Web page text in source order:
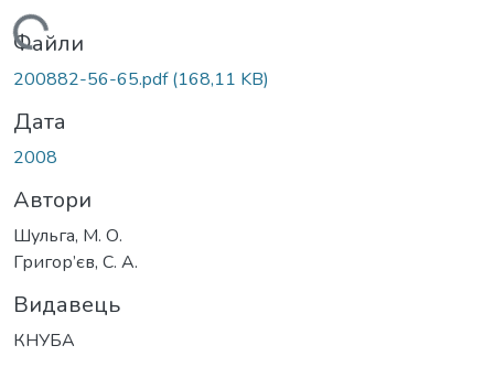
Вантажиться...
Файли
200882-56-65.pdf(168,11 KB)
Дата
2008
Автори
Шульга, М. О.
Григор’єв, С. А.
Видавець
КНУБА